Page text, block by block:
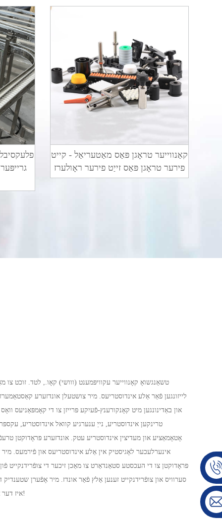
קאַנווייער טראָגן פּאַס מאַטעריאַל - קייט
פירער טראָגן פּאַס זייַט פירער ראָולערז
טשאַנגשואָ קאָנווייער עקוויפּמענט (ווושי) קאָו., לטד. זוכט צו
לייזונגען פֿאַר אַלע אינדוסטריעס. מיר צושטעלן אונדזערע קאַסטאַמערז
און באַדינונגען מיט קאָנקורענץ-פֿעיִקע פּרייזן צו די קאָמפּאַניעס
טרינקען אינדוסטריע, נייַ ענערגיע קוואל אינדוסטריע,
אָטאָמאַציע און מעדיצין אינדוסטריע עטק. אונדזערע פּראָדוקטן
אינערלעכער לאָגיסטיק אין אַלע אינדוסטריעס און פֿירמעס. מיר
פּראָדוקטן צו די העכסטע סטאַנדאַרט צו מאַכן זיכער די צופֿרידנקייט
סערוויס און צופֿרידנקייט זענען אַלץ פֿאַר אונדז. מיר אָפֿערן
איז דער איינציקער וועג ווי מיר טוען זאַכן!